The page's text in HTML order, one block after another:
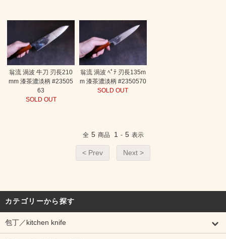
翁流 渦波 牛刀 刃長210
mm 漆茶濃淡柄 #23505
63
SOLD OUT
翁流 渦波 ﾍﾟﾃ 刃長135m
m 漆茶濃淡柄 #2350570
SOLD OUT
全 5 商品 1 - 5 表示
< Prev Next >
カテゴリーから探す
包丁／kitchen knife